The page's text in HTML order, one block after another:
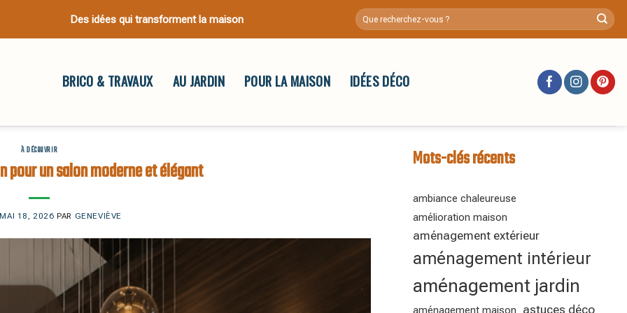
Des idées qui transforment la maison
BRICO & TRAVAUX AU JARDIN POUR LA MAISON IDÉES DÉCO
À DÉCOUVRIR
pour un salon moderne et élégant
MAI 18, 2026 PAR GENEVIÈVE
Mots-clés récents
ambiance chaleureuse
amélioration maison
aménagement extérieur
aménagement intérieur
aménagement jardin
astuces déco